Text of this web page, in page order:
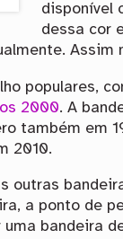
disponível
dessa cor
Assim
populares,
2000. A
também em
2010.
outras
a ponto de
bandeira